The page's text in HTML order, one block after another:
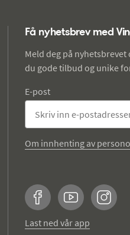
Få nyhetsbrev med
Meld deg på nyhetsbrevet
du gode tilbud og unike
E-post
Om innhenting av
FacebookYouTube
Last ned vår app